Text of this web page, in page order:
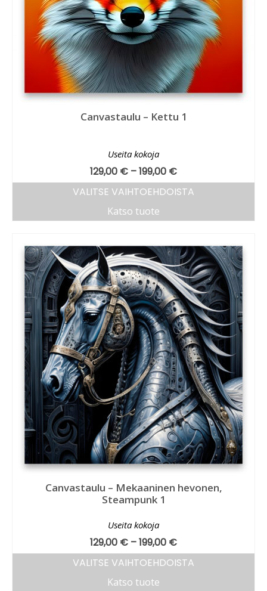
Canvastaulu – Kettu 1
Useita kokoja
129,00 € –199,00 €
VALITSE VAIHTOEHDOISTA
Katso tuote
Canvastaulu – Mekaaninen hevonen,
Steampunk 1
Useita kokoja
129,00 € –199,00 €
VALITSE VAIHTOEHDOISTA
Katso tuote